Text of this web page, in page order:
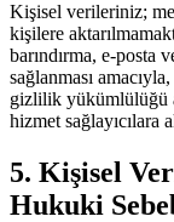
Kişisel verileriniz;
kişilere
barındırma, e-posta
sağlanması
gizlilik yükümlülüğü
hizmet sağlayıcılara
5. Kişisel
Hukuki